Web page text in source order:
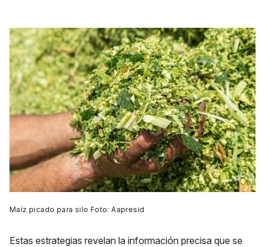
Maíz picado para silo Foto: Aapresid
Estas estrategias revelan la información precisa que se